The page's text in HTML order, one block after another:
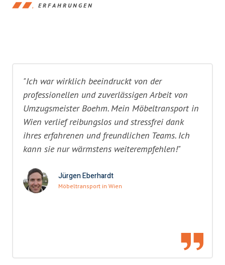
ERFAHRUNGEN
"Ich war wirklich beeindruckt von der
professionellen und zuverlässigen Arbeit von
Umzugsmeister Boehm. Mein Möbeltransport in
Wien verlief reibungslos und stressfrei dank
ihres erfahrenen und freundlichen Teams. Ich
kann sie nur wärmstens weiterempfehlen!"
Jürgen Eberhardt
Möbeltransport in Wien